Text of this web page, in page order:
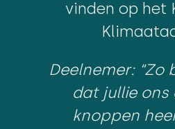
vinden op het
Deelnemer: “Zo
dat jullie ons
knoppen